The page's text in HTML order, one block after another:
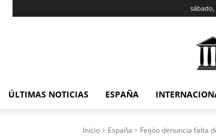
ÚLTIMAS NOTICIAS ESPAÑA
Inicio España Feijóo denuncia falta